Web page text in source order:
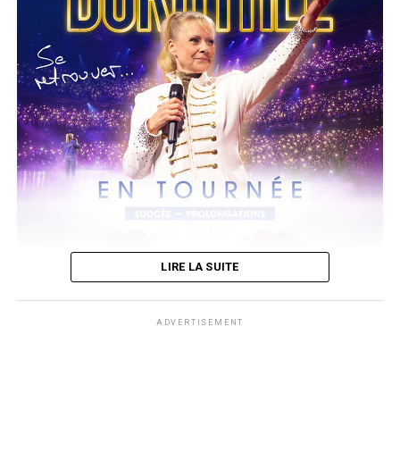
A noter que son 4ème albumPrince of Piecesdont sa sortie est
prévue le 14 août.
LIRE LA SUITE
ADVERTISEMENT